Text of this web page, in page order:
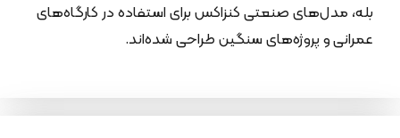
بله، مدل‌های صنعتی کنزاکس برای استفاده در کارگاه‌های
عمرانی و پروژه‌های سنگین طراحی شده‌اند.